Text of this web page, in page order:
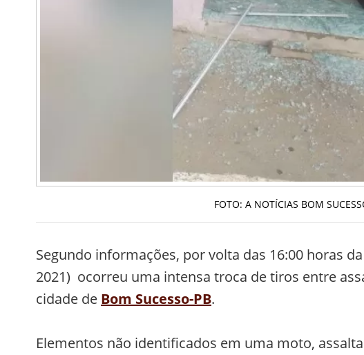
FOTO: A NOTÍCIAS BOM
Segundo informações, por volta das 16:00 horas
2021) ocorreu uma intensa troca de tiros entre
cidade de Bom Sucesso-PB.
Elementos não identificados em uma moto,